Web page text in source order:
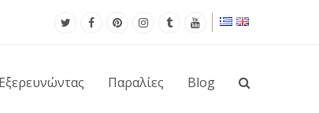
Εξερευνώντας Παραλίες Blog